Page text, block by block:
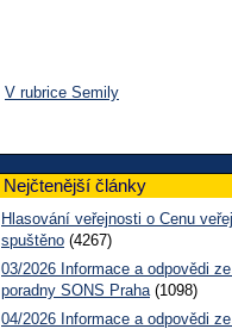
V rubrice Semily
Nejčtenější články
Hlasování veřejnosti o Cenu
spuštěno (4267)
03/2026 Informace a odpovědi
poradny SONS Praha (1098)
04/2026 Informace a odpovědi